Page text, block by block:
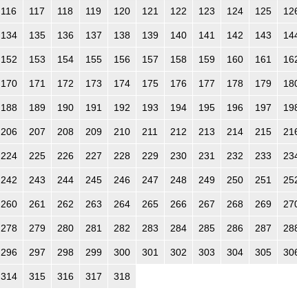
116 117 118 119 120 121 122 123 124 125
134 135 136 137 138 139 140 141 142 143
152 153 154 155 156 157 158 159 160 161
170 171 172 173 174 175 176 177 178 179
188 189 190 191 192 193 194 195 196 197
206 207 208 209 210 211 212 213 214 215
224 225 226 227 228 229 230 231 232 233
242 243 244 245 246 247 248 249 250 251
260 261 262 263 264 265 266 267 268 269
278 279 280 281 282 283 284 285 286 287
296 297 298 299 300 301 302 303 304 305
314 315 316 317 318